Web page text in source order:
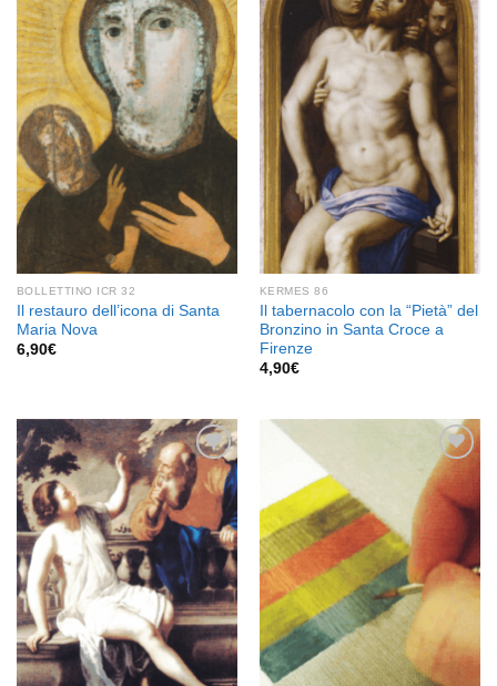
Aggiungi
alla lista
dei
desideri
BOLLETTINO ICR 32
Il restauro dell’icona di Santa
Maria Nova
6,90€
Aggiungi
alla lista
dei
desideri
KERMES 86
Il tabernacolo con la “Pietà” del
Bronzino in Santa Croce a
Firenze
4,90€
Aggiungi
alla lista
dei
desideri
Aggiungi
desideri